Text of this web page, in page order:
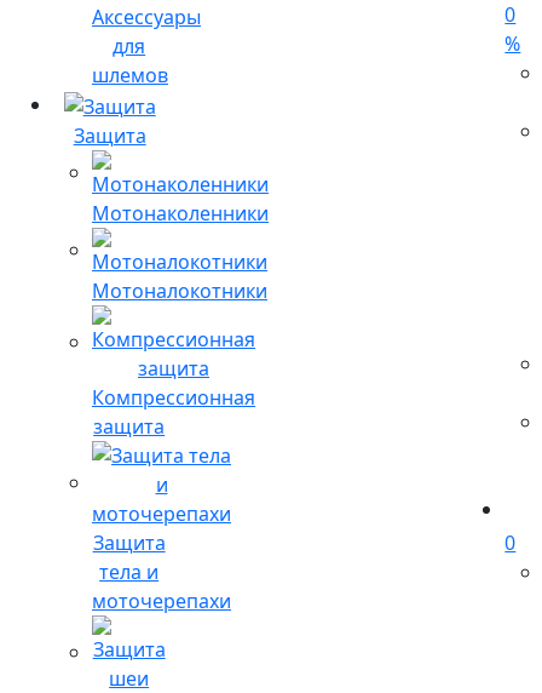
Аксессуары
для
шлемов
Защита
Мотонаколенники
Мотоналокотники
Компрессионная
защита
Защита
тела и
моточерепахи
0
%
0